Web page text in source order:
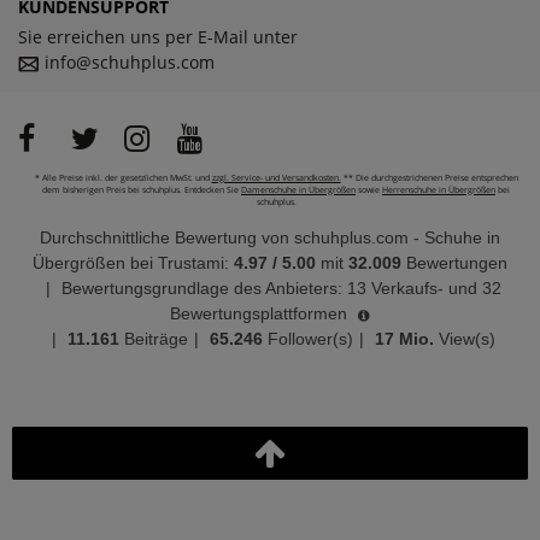
KUNDENSUPPORT
Sie erreichen uns per E-Mail unter
info@schuhplus.com
* Alle Preise inkl. der gesetzlichen MwSt. und zzgl. Service- und Versandkosten.** Die durchgestrichenen Preise entsprechen
dem bisherigen Preis bei schuhplus. Entdecken Sie Damenschuhe in Übergrößen sowie Herrenschuhe in Übergrößen bei
schuhplus.
Durchschnittliche Bewertung von schuhplus.com - Schuhe in
Übergrößen bei Trustami: 4.97 / 5.00 mit 32.009 Bewertungen
|
Bewertungsgrundlage des Anbieters: 13 Verkaufs- und 32
Bewertungsplattformen
|
11.161 Beiträge | 65.246 Follower(s) | 17 Mio. View(s)